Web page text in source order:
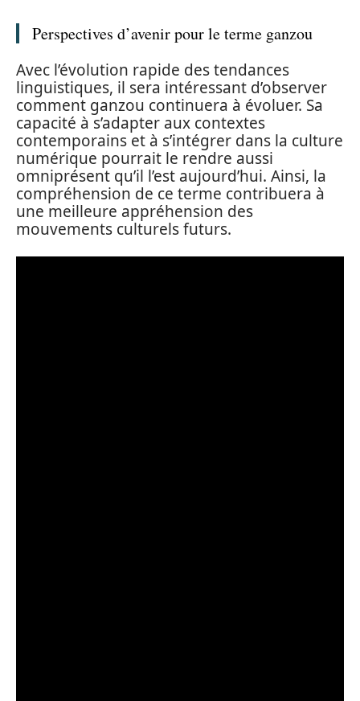
Perspectives d’avenir pour le terme ganzou
Avec l’évolution rapide des tendances
linguistiques, il sera intéressant d’observer
comment ganzou continuera à évoluer. Sa
capacité à s’adapter aux contextes
contemporains et à s’intégrer dans la culture
numérique pourrait le rendre aussi
omniprésent qu’il l’est aujourd’hui. Ainsi, la
compréhension de ce terme contribuera à
une meilleure appréhension des
mouvements culturels futurs.